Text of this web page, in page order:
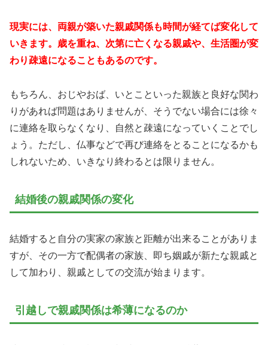
現実には、両親が築いた親戚関係も時間が経てば変化して
いきます。歳を重ね、次第に亡くなる親戚や、生活圏が変
わり疎遠になることもあるのです。
もちろん、おじやおば、いとこといった親族と良好な関わ
りがあれば問題はありませんが、そうでない場合には徐々
に連絡を取らなくなり、自然と疎遠になっていくことでし
ょう。ただし、仏事などで再び連絡をとることになるかも
しれないため、いきなり終わるとは限りません。
結婚後の親戚関係の変化
結婚すると自分の実家の家族と距離が出来ることがありま
すが、その一方で配偶者の家族、即ち姻戚が新たな親戚と
して加わり、親戚としての交流が始まります。
引越しで親戚関係は希薄になるのか